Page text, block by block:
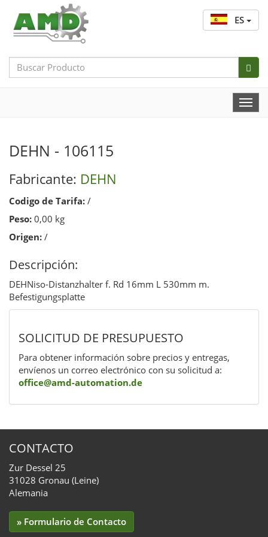
ES
Search
Bar
DEHN - 106115
Fabricante: DEHN
Codigo de Tarifa: /
Peso: 0,00 kg
Origen: /
Descripción:
DEHNiso-Distanzhalter f. Rd 16mm L 530mm m.
Befestigungsplatte
SOLICITUD DE PRESUPUESTO
Para obtener información sobre precios y entregas,
envíenos un correo electrónico con su solicitud a:
office@amd-automation.de
CONTACTO
Zur Dessel 25
31028 Gronau (Leine)
Alemania
» Formulario de Contacto